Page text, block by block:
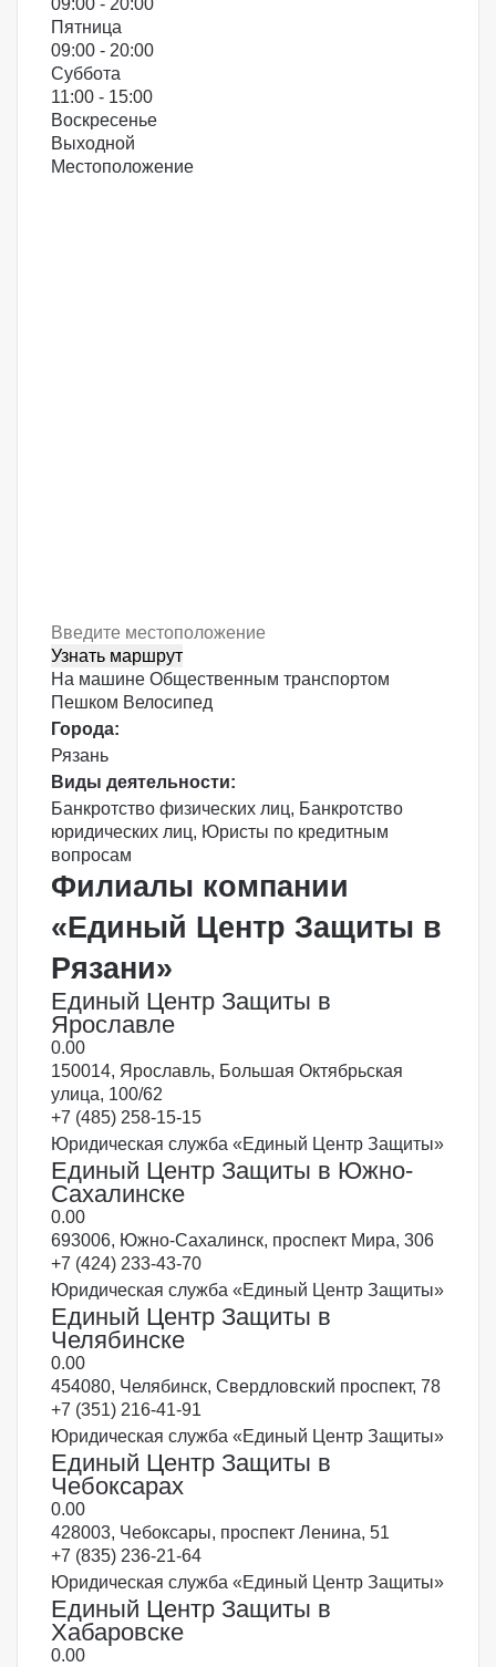
09:00 - 20:00
Пятница
09:00 - 20:00
Суббота
11:00 - 15:00
Воскресенье
Выходной
Местоположение
Узнать маршрут
На машине Общественным транспортом
Пешком Велосипед
Города:
Рязань
Виды деятельности:
Банкротство физических лиц, Банкротство
юридических лиц, Юристы по кредитным
вопросам
Филиалы компании
«Единый Центр Защиты в
Рязани»
Единый Центр Защиты в
Ярославле
0.00
150014, Ярославль, Большая Октябрьская
улица, 100/62
+7 (485) 258-15-15
Юридическая служба «Единый Центр Защиты»
Единый Центр Защиты в Южно-
Сахалинске
0.00
693006, Южно-Сахалинск, проспект Мира, 306
+7 (424) 233-43-70
Юридическая служба «Единый Центр Защиты»
Единый Центр Защиты в
Челябинске
0.00
454080, Челябинск, Свердловский проспект, 78
+7 (351) 216-41-91
Юридическая служба «Единый Центр Защиты»
Единый Центр Защиты в
Чебоксарах
0.00
428003, Чебоксары, проспект Ленина, 51
+7 (835) 236-21-64
Юридическая служба «Единый Центр Защиты»
Единый Центр Защиты в
Хабаровске
0.00